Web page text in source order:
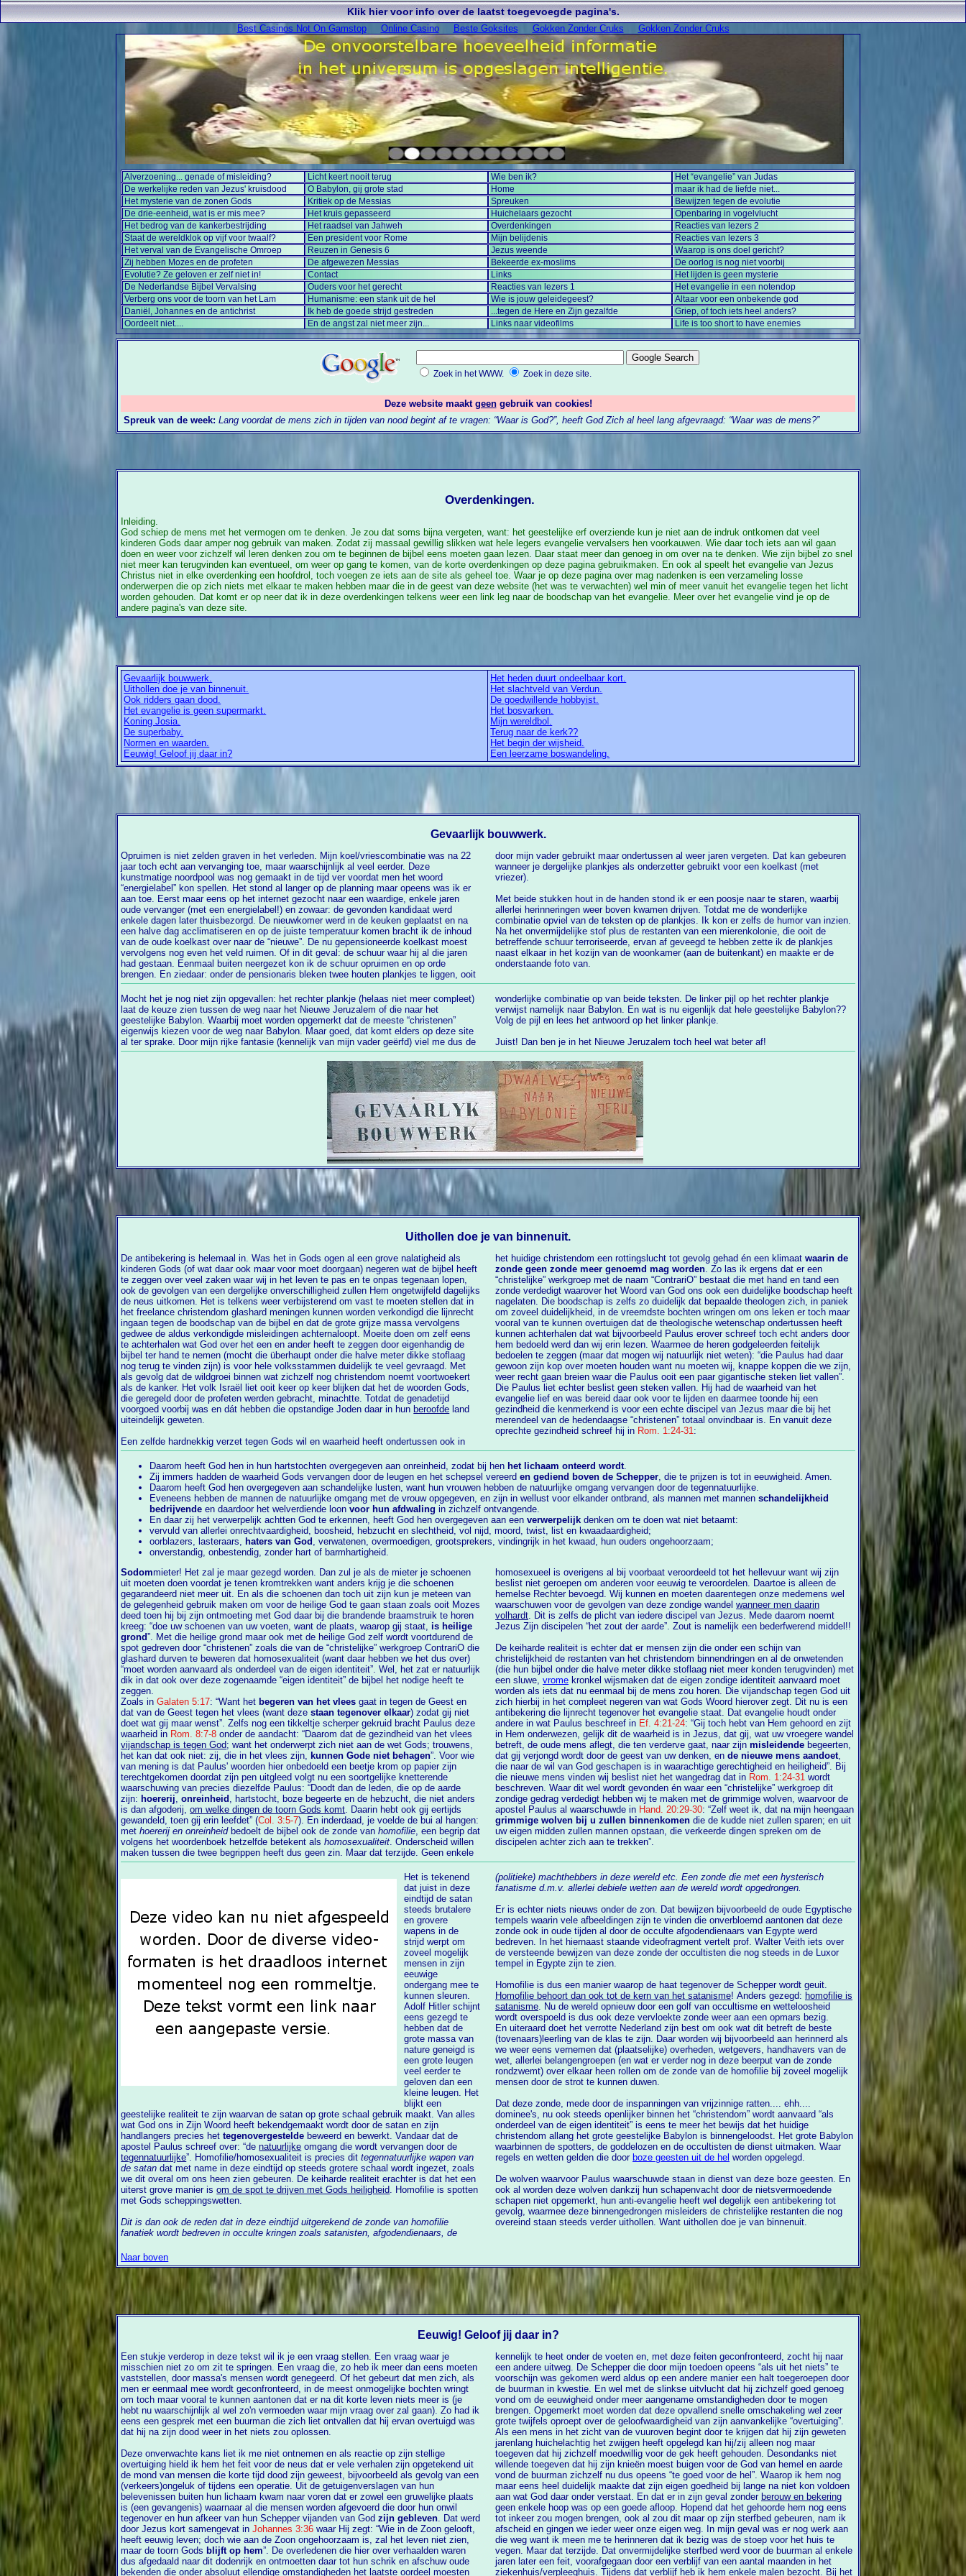
Best Casinos Not On Gamstop Online Casino Beste Goksites Gokken Zonder Cruks Gokken Zonder Cruks
Alverzoening... genade of misleiding? Licht keert nooit terug Wie ben ik?
Het “evangelie” van Judas
De werkelijke reden van Jezus' kruisdood
O Babylon, gij grote stad Home
maar ik had de liefde niet...
Het mysterie van de zonen Gods
Kritiek op de Messias Spreuken
Bewijzen tegen de evolutie
De drie-eenheid, wat is er mis mee?
Het kruis gepasseerd Huichelaars gezocht
Openbaring in vogelvlucht
Het bedrog van de kankerbestrijding
Het raadsel van Jahweh Overdenkingen
Reacties van lezers 2
Staat de wereldklok op vijf voor twaalf?
Een president voor Rome Mijn belijdenis
Reacties van lezers 3
Het verval van de Evangelische Omroep
Reuzen in Genesis 6 Jezus weende
Waarop is ons doel gericht?
Zij hebben Mozes en de profeten
De afgewezen Messias Bekeerde ex-moslims
De oorlog is nog niet voorbij
Evolutie? Ze geloven er zelf niet in!
Contact Links
Het lijden is geen mysterie
De Nederlandse Bijbel Vervalsing
Ouders voor het gerecht Reacties van lezers 1
Het evangelie in een notendop
Verberg ons voor de toorn van het Lam
Humanisme: een stank uit de hel Wie is jouw geleidegeest?
Altaar voor een onbekende god
Daniël, Johannes en de antichrist
Ik heb de goede strijd gestreden ...tegen de Here en Zijn gezalfde
Griep, of toch iets heel anders?
Oordeelt niet....
En de angst zal niet meer zijn... Links naar videofilms Life is too short to have enemies
Zoek in het WWW. Zoek in deze site.
Deze website maakt geengebruik van cookies!
Spreuk van de week: Lang voordat de mens zich in tijden van nood begint af te vragen: “Waar is God?”, heeft God Zich al heel lang afgevraagd: “Waar was de mens?”
Overdenkingen.
Inleiding.
God schiep de mens met het vermogen om te denken. Je zou dat soms bijna vergeten, want: het geestelijke erf overziende kun je niet aan de indruk ontkomen dat veel
kinderen Gods daar amper nog gebruik van maken. Zodat zij massaal gewillig slikken wat hele legers evangelie vervalsers hen voorkauwen. Wie daar toch iets aan wil gaan
doen en weer voor zichzelf wil leren denken zou om te beginnen de bijbel eens moeten gaan lezen. Daar staat meer dan genoeg in om over na te denken. Wie zijn bijbel zo snel
niet meer kan terugvinden kan eventueel, om weer op gang te komen, van de korte overdenkingen op deze pagina gebruikmaken. En ook al speelt het evangelie van Jezus
Christus niet in elke overdenking een hoofdrol, toch voegen ze iets aan de site als geheel toe. Waar je op deze pagina over mag nadenken is een verzameling losse
onderwerpen die op zich niets met elkaar te maken hebben maar die in de geest van deze website (het was te verwachten) wel min of meer vanuit het evangelie tegen het licht
worden gehouden. Dat komt er op neer dat ik in deze overdenkingen telkens weer een link leg naar de boodschap van het evangelie. Meer over het evangelie vind je op de
andere pagina's van deze site.
Gevaarlijk bouwwerk.
Uithollen doe je van binnenuit.
Ook ridders gaan dood.
Het evangelie is geen supermarkt.
Koning Josia.
De superbaby.
Normen en waarden.
Eeuwig! Geloof jij daar in?
Het heden duurt ondeelbaar kort.
Het slachtveld van Verdun.
De goedwillende hobbyist.
Het bosvarken.
Mijn wereldbol.
Terug naar de kerk??
Het begin der wijsheid.
Een leerzame boswandeling.
Gevaarlijk bouwwerk.
Opruimen is niet zelden graven in het verleden. Mijn koel/vriescombinatie was na 22
jaar toch echt aan vervanging toe, maar waarschijnlijk al veel eerder. Deze
kunstmatige noordpool was nog gemaakt in de tijd ver voordat men het woord
“energielabel” kon spellen. Het stond al langer op de planning maar opeens was ik er
aan toe. Eerst maar eens op het internet gezocht naar een waardige, enkele jaren
oude vervanger (met een energielabel!) en zowaar: de gevonden kandidaat werd
enkele dagen later thuisbezorgd. De nieuwkomer werd in de keuken geplaatst en na
een halve dag acclimatiseren en op de juiste temperatuur komen bracht ik de inhoud
van de oude koelkast over naar de “nieuwe”. De nu gepensioneerde koelkast moest
vervolgens nog even het veld ruimen. Of in dit geval: de schuur waar hij al die jaren
had gestaan. Eenmaal buiten neergezet kon ik de schuur opruimen en op orde
brengen. En ziedaar: onder de pensionaris bleken twee houten plankjes te liggen, ooit
door mijn vader gebruikt maar ondertussen al weer jaren vergeten. Dat kan gebeuren
wanneer je dergelijke plankjes als onderzetter gebruikt voor een koelkast (met
vriezer).
Met beide stukken hout in de handen stond ik er een poosje naar te staren, waarbij
allerlei herinneringen weer boven kwamen drijven. Totdat me de wonderlijke
combinatie opviel van de teksten op de plankjes. Ik kon er zelfs de humor van inzien.
Na het onvermijdelijke stof plus de restanten van een mierenkolonie, die ooit de
betreffende schuur terroriseerde, ervan af geveegd te hebben zette ik de plankjes
naast elkaar in het kozijn van de woonkamer (aan de buitenkant) en maakte er de
onderstaande foto van.
Mocht het je nog niet zijn opgevallen: het rechter plankje (helaas niet meer compleet)
laat de keuze zien tussen de weg naar het Nieuwe Jeruzalem of die naar het
geestelijke Babylon. Waarbij moet worden opgemerkt dat de meeste “christenen”
eigenwijs kiezen voor de weg naar Babylon. Maar goed, dat komt elders op deze site
al ter sprake. Door mijn rijke fantasie (kennelijk van mijn vader geërfd) viel me dus de
wonderlijke combinatie op van beide teksten. De linker pijl op het rechter plankje
verwijst namelijk naar Babylon. En wat is nu eigenlijk dat hele geestelijke Babylon??
Volg de pijl en lees het antwoord op het linker plankje.
Juist! Dan ben je in het Nieuwe Jeruzalem toch heel wat beter af!
Uithollen doe je van binnenuit.
De antibekering is helemaal in. Was het in Gods ogen al een grove nalatigheid als
kinderen Gods (of wat daar ook maar voor moet doorgaan) negeren wat de bijbel heeft
te zeggen over veel zaken waar wij in het leven te pas en te onpas tegenaan lopen,
ook de gevolgen van een dergelijke onverschilligheid zullen Hem ongetwijfeld dagelijks
de neus uitkomen. Het is telkens weer verbijsterend om vast te moeten stellen dat in
het freelance christendom glashard meningen kunnen worden verkondigd die lijnrecht
ingaan tegen de boodschap van de bijbel en dat de grote grijze massa vervolgens
gedwee de aldus verkondigde misleidingen achternaloopt. Moeite doen om zelf eens
te achterhalen wat God over het een en ander heeft te zeggen door eigenhandig de
bijbel ter hand te nemen (mocht die überhaupt onder die halve meter dikke stoflaag
nog terug te vinden zijn) is voor hele volksstammen duidelijk te veel gevraagd. Met
als gevolg dat de wildgroei binnen wat zichzelf nog christendom noemt voortwoekert
als de kanker. Het volk Israël liet ooit keer op keer blijken dat het de woorden Gods,
die geregeld door de profeten werden gebracht, minachtte. Totdat de genadetijd
voorgoed voorbij was en dát hebben die opstandige Joden daar in hun beroofde land
uiteindelijk geweten.
Een zelfde hardnekkig verzet tegen Gods wil en waarheid heeft ondertussen ook in
het huidige christendom een rottingslucht tot gevolg gehad én een klimaat waarin de
zonde geen zonde meer genoemd mag worden . Zo las ik ergens dat er een
“christelijke” werkgroep met de naam “ContrariO” bestaat die met hand en tand een
zonde verdedigt waarover het Woord van God ons ook een duidelijke boodschap heeft
nagelaten. Die boodschap is zelfs zo duidelijk dat bepaalde theologen zich, in paniek
om zoveel duidelijkheid, in de vreemdste bochten wringen om ons leken er toch maar
vooral van te kunnen overtuigen dat de theologische wetenschap ondertussen heeft
kunnen achterhalen dat wat bijvoorbeeld Paulus erover schreef toch echt anders door
hem bedoeld werd dan wij erin lezen. Waarmee de heren godgeleerden feitelijk
bedoelen te zeggen (maar dat mogen wij natuurlijk niet weten): “die Paulus had daar
gewoon zijn kop over moeten houden want nu moeten wij, knappe koppen die we zijn,
weer recht gaan breien waar die Paulus ooit een paar gigantische steken liet vallen”.
Die Paulus liet echter beslist geen steken vallen. Hij had de waarheid van het
evangelie lief en was bereid daar ook voor te lijden en daarmee toonde hij een
gezindheid die kenmerkend is voor een echte discipel van Jezus maar die bij het
merendeel van de hedendaagse “christenen” totaal onvindbaar is. En vanuit deze
oprechte gezindheid schreef hij in Rom. 1:24-31 :
Daarom heeft God hen in hun hartstochten overgegeven aan onreinheid, zodat bij hen het lichaam onteerd wordt
Zij immers hadden de waarheid Gods vervangen door de leugen en het schepsel vereerden gediend boven de Schepper , die te prijzen is tot in eeuwigheid. Amen.
Daarom heeft God hen overgegeven aan schandelijke lusten, want hun vrouwen hebben de natuurlijke omgang vervangen door de tegennatuurlijke.
Eveneens hebben de mannen de natuurlijke omgang met de vrouw opgegeven, en zijn in wellust voor elkander ontbrand, als mannen met mannenschandelijkheid
bedrijvende en daardoor het welverdiende loonvoor hun afdwaling in zichzelf ontvangende.
En daar zij het verwerpelijk achtten God te erkennen, heeft God hen overgegeven aan eenverwerpelijk denken om te doen wat niet betaamt:
vervuld van allerlei onrechtvaardigheid, boosheid, hebzucht en slechtheid, vol nijd, moord, twist, list en kwaadaardigheid;
oorblazers, lasteraars,
haters van God
, verwatenen, overmoedigen, grootsprekers, vindingrijk in het kwaad, hun ouders ongehoorzaam;
onverstandig, onbestendig, zonder hart of barmhartigheid.
Sodommieter! Het zal je maar gezegd worden. Dan zul je als de mieter je schoenen
uit moeten doen voordat je tenen kromtrekken want anders krijg je die schoenen
gegarandeerd niet meer uit. En als die schoenen dan toch uit zijn kun je meteen van
de gelegenheid gebruik maken om voor de heilige God te gaan staan zoals ooit Mozes
deed toen hij bij zijn ontmoeting met God daar bij die brandende braamstruik te horen
kreeg: “doe uw schoenen van uw voeten, want de plaats, waarop gij staat, is heilige
grond”. Met die heilige grond maar ook met de heilige God zelf wordt voortdurend de
spot gedreven door “christenen” zoals die van de “christelijke” werkgroep ContrariO die
glashard durven te beweren dat homosexualiteit (want daar hebben we het dus over)
“moet worden aanvaard als onderdeel van de eigen identiteit”. Wel, het zat er natuurlijk
dik in dat ook over deze zogenaamde “eigen identiteit” de bijbel het nodige heeft te
zeggen.
Zoals inGalaten 5:17: “Want het begeren van het vlees gaat in tegen de Geest en
dat van de Geest tegen het vlees (want dezestaan tegenover elkaar) zodat gij niet
doet wat gij maar wenst”. Zelfs nog een tikkeltje scherper gekruid bracht Paulus deze
waarheid in Rom. 8:7-8
onder de aandacht: “Daarom dat de gezindheid van het vlees
vijandschap is tegen God; want het onderwerpt zich niet aan de wet Gods; trouwens,
het kan dat ook niet: zij, die in het vlees zijn,
kunnen Gode niet behagen”. Voor wie
van mening is dat Paulus' woorden hier onbedoeld een beetje krom op papier zijn
terechtgekomen doordat zijn pen uitgleed volgt nu een soortgelijke knetterende
waarschuwing van precies diezelfde Paulus: “Doodt dan de leden, die op de aarde
zijn: hoererij ,onreinheid
, hartstocht, boze begeerte en de hebzucht, die niet anders
is dan afgoderij,om welke dingen de toorn Gods komt . Daarin hebt ook gij eertijds
gewandeld, toen gij erin leefdet” (Col. 3:5-7). En inderdaad, je voelde de bui al hangen:
methoererij en onreinheid bedoelt de bijbel ook de zonde vanhomofilie , een begrip dat
volgens het woordenboek hetzelfde betekent alshomosexualiteit . Onderscheid willen
maken tussen die twee begrippen heeft dus geen zin. Maar dat terzijde. Geen enkele
homosexueel is overigens al bij voorbaat veroordeeld tot het hellevuur want wij zijn
beslist niet geroepen om anderen voor eeuwig te veroordelen. Daartoe is alleen de
hemelse Rechter bevoegd. Wij kunnen en moeten daarentegen onze medemens wel
waarschuwen voor de gevolgen van deze zondige wandel wanneer men daarin
volhardt . Dit is zelfs de plicht van iedere discipel van Jezus. Mede daarom noemt
Jezus Zijn discipelen “het zout der aarde”. Zout is namelijk een bederfwerend middel!!
De keiharde realiteit is echter dat er mensen zijn die onder een schijn van
christelijkheid de restanten van het christendom binnendringen en al de onwetenden
(die hun bijbel onder die halve meter dikke stoflaag niet meer konden terugvinden) met
een sluwe, vrome kronkel wijsmaken dat de eigen zondige identiteit aanvaard moet
worden als iets dat nu eenmaal bij de mens zou horen. Die vijandschap tegen God uit
zich hierbij in het compleet negeren van wat Gods Woord hierover zegt. Dit nu is een
antibekering die lijnrecht tegenover het evangelie staat. Dat evangelie houdt onder
andere in wat Paulus beschreef in Ef. 4:21-24: “Gij toch hebt van Hem gehoord en zijt
in Hem onderwezen, gelijk dit de waarheid is in Jezus, dat gij, wat uw vroegere wandel
betreft, de oude mens aflegt, die ten verderve gaat, naar zijn misleidende begeerten,
dat gij verjongd wordt door de geest van uw denken, en de nieuwe mens aandoet
die naar de wil van God geschapen is in waarachtige gerechtigheid en heiligheid”. Bij
die nieuwe mens vinden wij beslist niet het wangedrag dat in
Rom. 1:24-31 wordt
beschreven. Waar dit wel wordt gevonden én waar een “christelijke” werkgroep dit
zondige gedrag verdedigt hebben wij te maken met de grimmige wolven, waarvoor de
apostel Paulus al waarschuwde in
Hand. 20:29-30: “Zelf weet ik, dat na mijn heengaan
grimmige wolven bij u zullen binnenkomen die de kudde niet zullen sparen; en uit
uw eigen midden zullen mannen opstaan, die verkeerde dingen spreken om de
discipelen achter zich aan te trekken”.
Het is tekenend
dat juist in deze
eindtijd de satan
steeds brutalere
en grovere
wapens in de
strijd werpt om
zoveel mogelijk
mensen in zijn
eeuwige
ondergang mee te
kunnen sleuren.
Adolf Hitler schijnt
eens gezegd te
hebben dat de
grote massa van
nature geneigd is
een grote leugen
veel eerder te
geloven dan een
kleine leugen. Het
blijkt een
geestelijke realiteit te zijn waarvan de satan op grote schaal gebruik maakt. Van alles
wat God ons in Zijn Woord heeft bekendgemaakt wordt door de satan en zijn
handlangers precies hettegenovergestelde beweerd en bewerkt. Vandaar dat de
apostel Paulus schreef over: “denatuurlijke omgang die wordt vervangen door de
tegennatuurlijke
”. Homofilie/homosexualiteit is precies dittegennatuurlijke wapen van
de satan dat met name in deze eindtijd op steeds grotere schaal wordt ingezet, zoals
we dit overal om ons heen zien gebeuren. De keiharde realiteit erachter is dat het een
uiterst grove manier isom de spot te drijven met Gods heiligheid . Homofilie is spotten
met Gods scheppingswetten.
Dit is dan ook de reden dat in deze eindtijd uitgerekend de zonde van homofilie
fanatiek wordt bedreven in occulte kringen zoals satanisten, afgodendienaars, de
(politieke) machthebbers in deze wereld etc. Een zonde die met een hysterisch
fanatisme d.m.v. allerlei debiele wetten aan de wereld wordt opgedrongen.
Er is echter niets nieuws onder de zon. Dat bewijzen bijvoorbeeld de oude Egyptische
tempels waarin vele afbeeldingen zijn te vinden die onverbloemd aantonen dat deze
zonde ook in oude tijden al door de occulte afgodendienaars van Egypte werd
bedreven. In het hiernaast staande videofragment vertelt prof. Walter Veith iets over
de versteende bewijzen van deze zonde der occultisten die nog steeds in de Luxor
tempel in Egypte zijn te zien.
Homofilie is dus een manier waarop de haat tegenover de Schepper wordt geuit.
Homofilie behoort dan ook tot de kern van het satanisme! Anders gezegd: homofilie is
satanisme . Nu de wereld opnieuw door een golf van occultisme en wetteloosheid
wordt overspoeld is dus ook deze vervloekte zonde weer aan een opmars bezig.
En uiteraard doet het verrotte Nederland zijn best om ook wat dit betreft de beste
(tovenaars)leerling van de klas te zijn. Daar worden wij bijvoorbeeld aan herinnerd als
we weer eens vernemen dat (plaatselijke) overheden, wetgevers, handhavers van de
wet, allerlei belangengroepen (en wat er verder nog in deze beerput van de zonde
rondzwemt) over elkaar heen rollen om de zonde van de homofilie bij zoveel mogelijk
mensen door de strot te kunnen duwen.
Dat deze zonde, mede door de inspanningen van vrijzinnige ratten.... ehh....
dominee's, nu ook steeds openlijker binnen het “christendom” wordt aanvaard “als
onderdeel van de eigen identiteit” is eens te meer het bewijs dat het huidige
christendom allang het grote geestelijke Babylon is binnengeloodst. Het grote Babylon
waarbinnen de spotters, de goddelozen en de occultisten de dienst uitmaken. Waar
regels en wetten gelden die door
boze geesten uit de hel worden opgelegd.
De wolven waarvoor Paulus waarschuwde staan in dienst van deze boze geesten. En
ook al worden deze wolven dankzij hun schapenvacht door de nietsvermoedende
schapen niet opgemerkt, hun anti-evangelie heeft wel degelijk een antibekering tot
gevolg, waarmee deze binnengedrongen misleiders de christelijke restanten die nog
overeind staan steeds verder uithollen. Want uithollen doe je van binnenuit.
Naar boven
Eeuwig! Geloof jij daar in?
Een stukje verderop in deze tekst wil ik je een vraag stellen. Een vraag waar je
misschien niet zo om zit te springen. Een vraag die, zo heb ik meer dan eens moeten
vaststellen, door massa's mensen wordt genegeerd. Of het gebeurt dat men zich, als
men er eenmaal mee wordt geconfronteerd, in de meest onmogelijke bochten wringt
om toch maar vooral te kunnen aantonen dat er na dit korte leven niets meer is (je
hebt nu waarschijnlijk al wel zo'n vermoeden waar mijn vraag over zal gaan). Zo had ik
eens een gesprek met een buurman die zich liet ontvallen dat hij ervan overtuigd was
dat hij na zijn dood weer in het niets zou oplossen.
Deze onverwachte kans liet ik me niet ontnemen en als reactie op zijn stellige
overtuiging hield ik hem het feit voor de neus dat er vele verhalen zijn opgetekend uit
de mond van mensen die korte tijd dood zijn geweest, bijvoorbeeld als gevolg van een
(verkeers)ongeluk of tijdens een operatie. Uit de getuigenverslagen van hun
belevenissen buiten hun lichaam kwam naar voren dat er zowel een gruwelijke plaats
is (een gevangenis) waarnaar al die mensen worden afgevoerd die door hun onwil
tegenover en hun afkeer van hun Schepper vijanden van Godzijn gebleven. Dat werd
door Jezus kort samengevat inJohannes 3:36 waar Hij zegt: “Wie in de Zoon gelooft,
heeft eeuwig leven; doch wie aan de Zoon ongehoorzaam is, zal het leven niet zien,
maar de toorn Gods blijft op hem”. De overledenen die hier over verhaalden waren
dus afgedaald naar dit dodenrijk en ontmoetten daar tot hun schrik en afschuw oude
bekenden die onder absoluut ellendige omstandigheden het laatste oordeel moesten
kennelijk te heet onder de voeten en, met deze feiten geconfronteerd, zocht hij naar
een andere uitweg. De Schepper die door mijn toedoen opeens “als uit het niets” te
voorschijn was gekomen werd aldus op een andere manier een halt toegeroepen door
de buurman in kwestie. En wel met de slinkse uitvlucht dat hij zichzelf goed genoeg
vond om de eeuwigheid onder meer aangename omstandigheden door te mogen
brengen. Opgemerkt moet worden dat deze opvallend snelle omschakeling wel zeer
grote twijfels oproept over de geloofwaardigheid van zijn aanvankelijke “overtuiging”.
Als een mens in het zicht van de vuuroven begint door te krijgen dat hij zijn geweten
jarenlang huichelachtig het zwijgen heeft opgelegd kan hij/zij alleen nog maar
toegeven dat hij zichzelf moedwillig voor de gek heeft gehouden. Desondanks niet
willende toegeven dat hij zijn knieën moest buigen voor de God van hemel en aarde
vond de buurman zichzelf nu dus opeens “te goed voor de hel”. Waarop ik hem nog
maar eens heel duidelijk maakte dat zijn eigen goedheid bij lange na niet kon voldoen
aan wat God daar onder verstaat. En dat er in zijn geval zonder berouw en bekering
geen enkele hoop was op een goede afloop. Hopend dat het gehoorde hem nog eens
tot inkeer zou mogen brengen, ook al zou dit maar op zijn sterfbed gebeuren, nam ik
afscheid en gingen we ieder weer onze eigen weg. In mijn geval was er nog werk aan
die weg want ik meen me te herinneren dat ik bezig was de stoep voor het huis te
vegen. Maar dat terzijde. Dat onvermijdelijke sterfbed werd voor de buurman al enkele
jaren later een feit, voorafgegaan door een verblijf van een aantal maanden in het
ziekenhuis/verpleeghuis. Tijdens dat verblijf heb ik hem enkele malen bezocht. Bij het
Klik hier voor info over de laatst toegevoegde pagina's.